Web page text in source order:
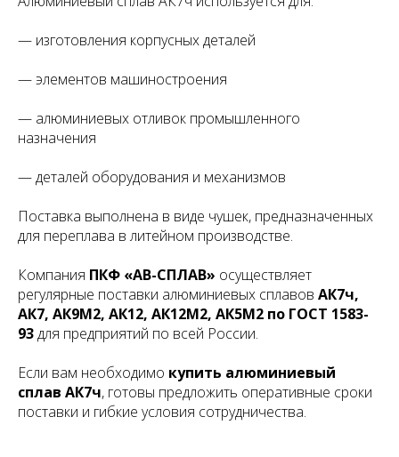
— изготовления корпусных деталей
— элементов машиностроения
— алюминиевых отливок промышленного
назначения
— деталей оборудования и механизмов
Поставка выполнена в виде чушек, предназначенных
для переплава в литейном производстве.
Компания ПКФ «АВ-СПЛАВ» осуществляет
регулярные поставки алюминиевых сплавов АК7ч,
АК7, АК9М2, АК12, АК12М2, АК5М2 по ГОСТ 1583-
93для предприятий по всей России.
Если вам необходимо купить алюминиевый
сплав АК7ч, готовы предложить оперативные сроки
поставки и гибкие условия сотрудничества.